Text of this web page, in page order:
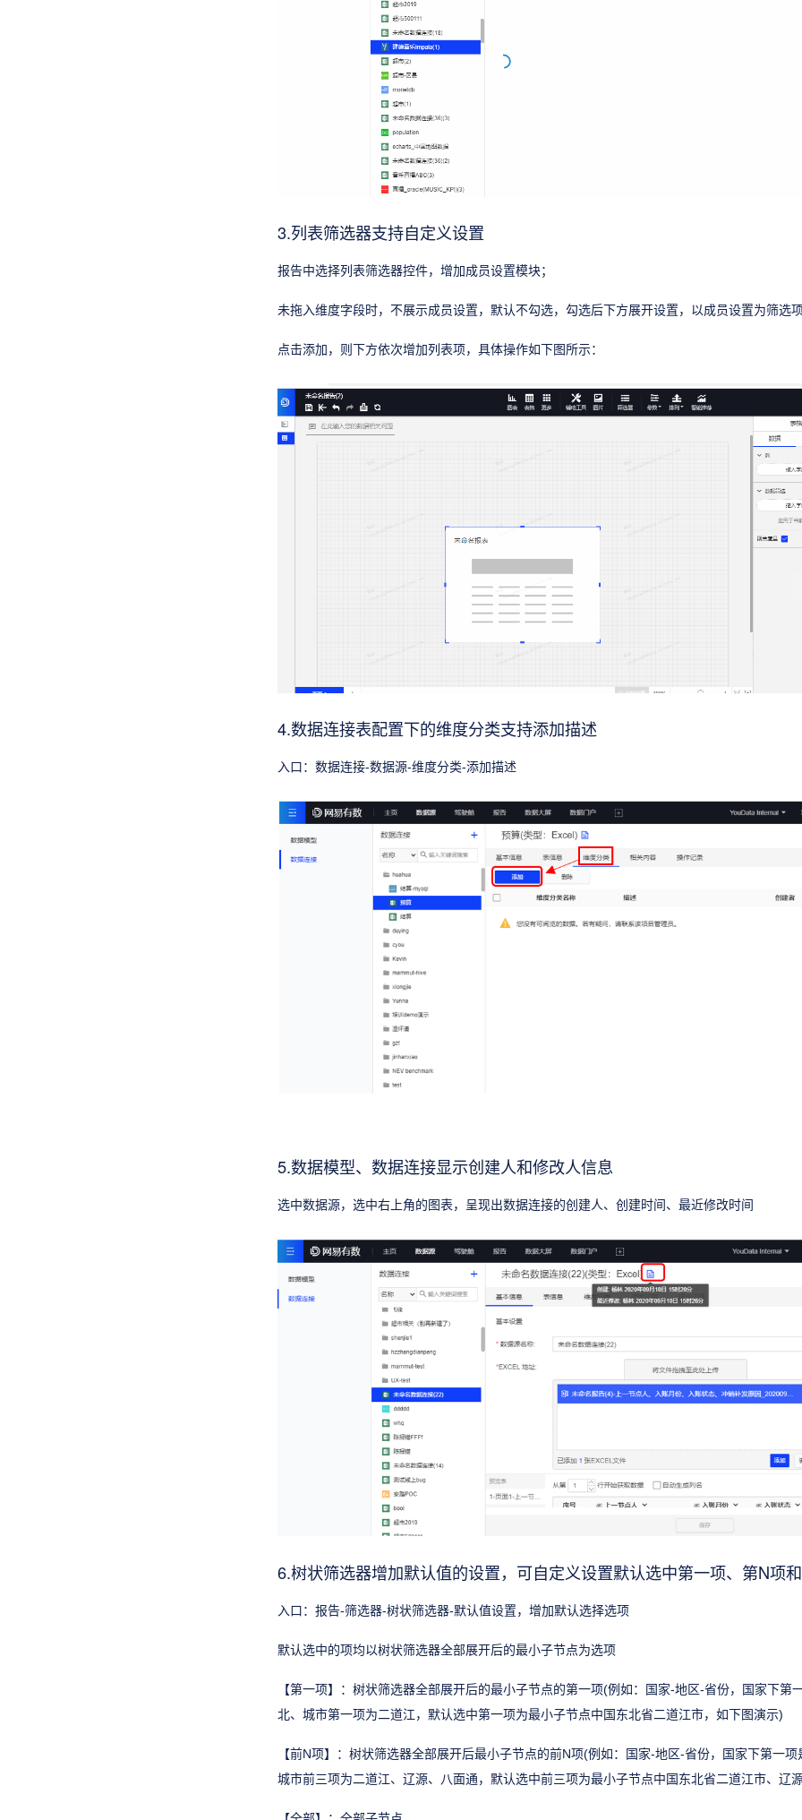
3.列表筛选器支持自定义设置
报告中选择列表筛选器控件，增加成员设置模块；
未拖入维度字段时，不展示成员设置，默认不勾选，勾选后下方展开设置，以成员设置为筛选
点击添加，则下方依次增加列表项，具体操作如下图所示：
4.数据连接表配置下的维度分类支持添加描述
入口：数据连接-数据源-维度分类-添加描述
5.数据模型、数据连接显示创建人和修改人信息
选中数据源，选中右上角的图表，呈现出数据连接的创建人、创建时间、最近修改时间
6.树状筛选器增加默认值的设置，可自定义设置默认选中第一项、第N项
入口：报告-筛选器-树状筛选器-默认值设置，增加默认选择选项
默认选中的项均以树状筛选器全部展开后的最小子节点为选项
【第一项】：树状筛选器全部展开后的最小子节点的第一项(例如：国家-地区-省份，国家下第
北、城市第一项为二道江，默认选中第一项为最小子节点中国东北省二道江市，如下图演示)
【前N项】：树状筛选器全部展开后最小子节点的前N项(例如：国家-地区-省份，国家下第一
城市前三项为二道江、辽源、八面通，默认选中前三项为最小子节点中国东北省二道江市、辽